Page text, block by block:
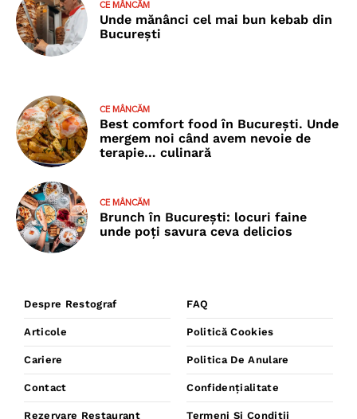
CE MÂNCĂM
Unde mănânci cel mai bun kebab din
București
CE MÂNCĂM
Best comfort food în București. Unde
mergem noi când avem nevoie de
terapie… culinară
CE MÂNCĂM
Brunch în București: locuri faine
unde poţi savura ceva delicios
Despre Restograf
Articole
Cariere
Contact
Rezervare Restaurant
FAQ
Politică Cookies
Politica De Anulare
Confidențialitate
Termeni Și Condiții